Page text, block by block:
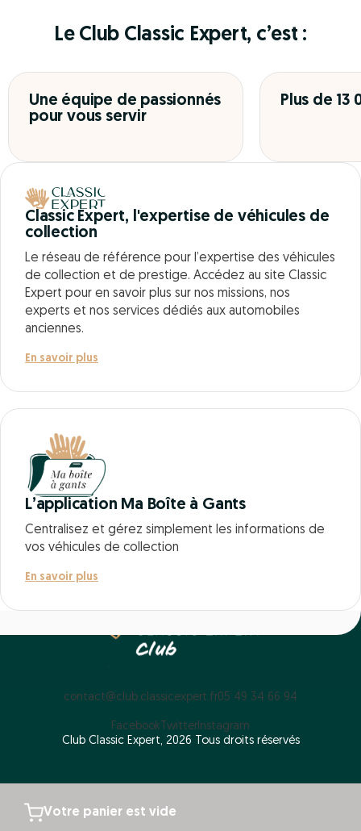
Votre panier est vide
Le Club Classic Expert, c’est :
Une équipe de passionnés
pour vous servir
Plus de 13
Classic Expert, l'expertise de véhicules de
collection
Le réseau de référence pour l’expertise des véhicules
de collection et de prestige. Accédez au site Classic
Expert pour en savoir plus sur nos missions, nos
experts et nos services dédiés aux automobiles
anciennes.
En savoir plus
L’application Ma Boîte à Gants
Centralisez et gérez simplement les informations de
vos véhicules de collection
En savoir plus
contact@club.classicexpert.fr05 49 34 66 94
Facebook TwitterInstagram
Club Classic Expert, 2026 Tous droits réservés